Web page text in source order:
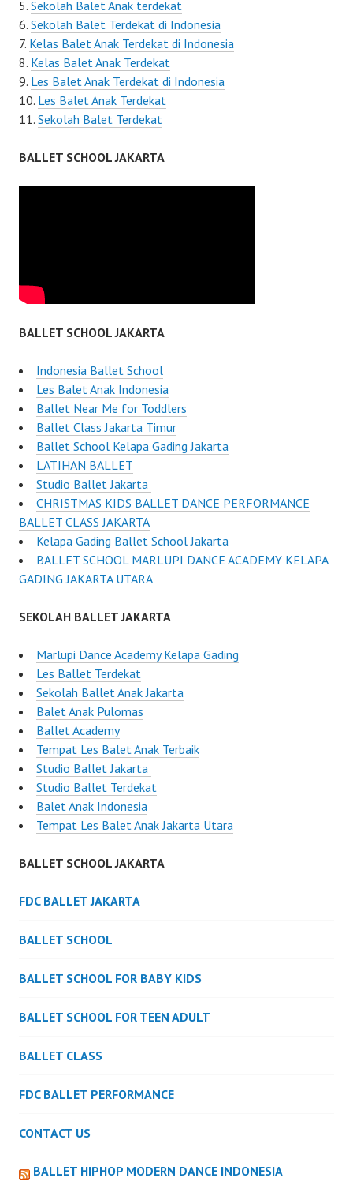
Sekolah Balet Anak terdekat
Sekolah Balet Terdekat di Indonesia
Kelas Balet Anak Terdekat di Indonesia
Kelas Balet Anak Terdekat
Les Balet Anak Terdekat di Indonesia
Les Balet Anak Terdekat
Sekolah Balet Terdekat
BALLET SCHOOL JAKARTA
BALLET SCHOOL JAKARTA
Indonesia Ballet School
Les Balet Anak Indonesia
Ballet Near Me for Toddlers
Ballet Class Jakarta Timur
Ballet School Kelapa Gading Jakarta
LATIHAN BALLET
Studio Ballet Jakarta
CHRISTMAS KIDS BALLET DANCE PERFORMANCE
BALLET CLASS JAKARTA
Kelapa Gading Ballet School Jakarta
BALLET SCHOOL MARLUPI DANCE ACADEMY KELAPA
GADING JAKARTA UTARA
SEKOLAH BALLET JAKARTA
Marlupi Dance Academy Kelapa Gading
Les Ballet Terdekat
Sekolah Ballet Anak Jakarta
Balet Anak Pulomas
Ballet Academy
Tempat Les Balet Anak Terbaik
Studio Ballet Jakarta
Studio Ballet Terdekat
Balet Anak Indonesia
Tempat Les Balet Anak Jakarta Utara
BALLET SCHOOL JAKARTA
FDC BALLET JAKARTA
BALLET SCHOOL
BALLET SCHOOL FOR BABY KIDS
BALLET SCHOOL FOR TEEN ADULT
BALLET CLASS
FDC BALLET PERFORMANCE
CONTACT US
BALLET HIPHOP MODERN DANCE INDONESIA